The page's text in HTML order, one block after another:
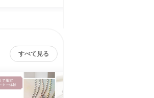
すべて見る